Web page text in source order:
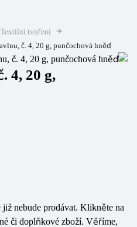
Textilní tvoření
č. 4, 20 g, punčochová hněď
4, 20 g,
již nebude prodávat. Klikněte na
či doplňkové zboží. Věříme,